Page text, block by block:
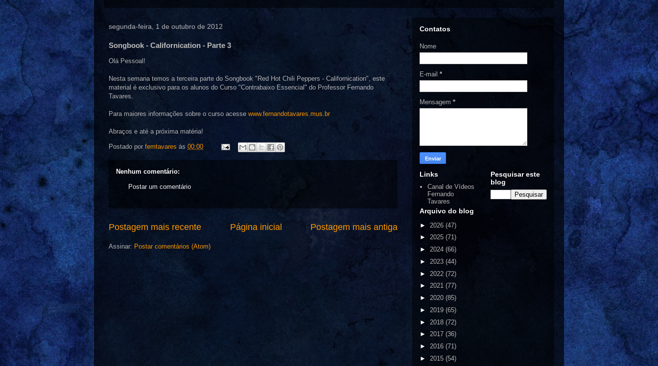
segunda-feira, 1 de outubro de 2012
Songbook - Californication - Parte 3
Olá Pessoal!
Nesta semana temos a terceira parte do Songbook "Red Hot Chili Peppers - Californication", este
material é exclusivo para os alunos do Curso "Contrabaixo Essencial" do Professor Fernando
Tavares.
Para maiores informações sobre o curso acesse www.fernandotavares.mus.br
Abraços e até a próxima matéria!
Postado por femtavares às 00:00
Nenhum comentário:
Postar um comentário
Postagem mais recente Postagem mais antiga
Página inicial
Assinar: Postar comentários (Atom)
Contatos
Nome
E-mail *
Mensagem *
Links
Canal de Vídeos
Fernando
Tavares
Pesquisar este
blog
Arquivo do blog
► 2026 (47)
► 2025 (71)
► 2024 (66)
► 2023 (44)
► 2022 (72)
► 2021 (77)
► 2020 (85)
► 2019 (65)
► 2018 (72)
► 2017 (36)
► 2016 (71)
► 2015 (54)